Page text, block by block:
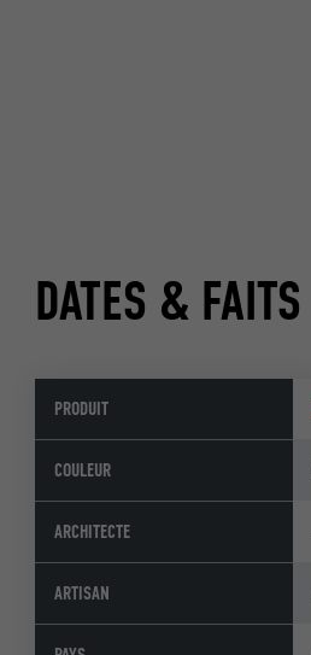
DATES & FAITS
PRODUIT
COULEUR
ARCHITECTE
ARTISAN